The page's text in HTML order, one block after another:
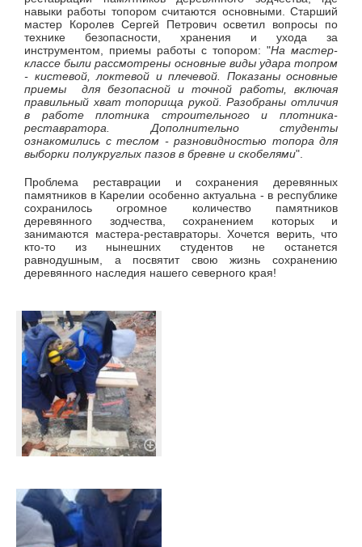
навыки работы топором считаются основными. Старший
мастер Королев Сергей Петрович осветил вопросы по
технике безопасности, хранения и ухода за
инструментом, приемы работы с топором: "На мастер-
классе были рассмотрены основные виды удара топром
- кистевой, локтевой и плечевой. Показаны основные
приемы для безопасной и точной работы, включая
правильный хват топорища рукой. Разобраны отличия
в работе плотника строительного и плотника-
реставратора. Дополнительно студенты
ознакомились с теслом - разновидностью топора для
выборки полукруглых пазов в бревне и скобелями".
Проблема реставрации и сохранения деревянных
памятников в Карелии особенно актуальна - в республике
сохранилось огромное количество памятников
деревянного зодчества, сохранением которых и
занимаются мастера-реставраторы. Хочется верить, что
кто-то из нынешних студентов не останется
равнодушным, а посвятит свою жизнь сохранению
деревянного наследия нашего северного края!